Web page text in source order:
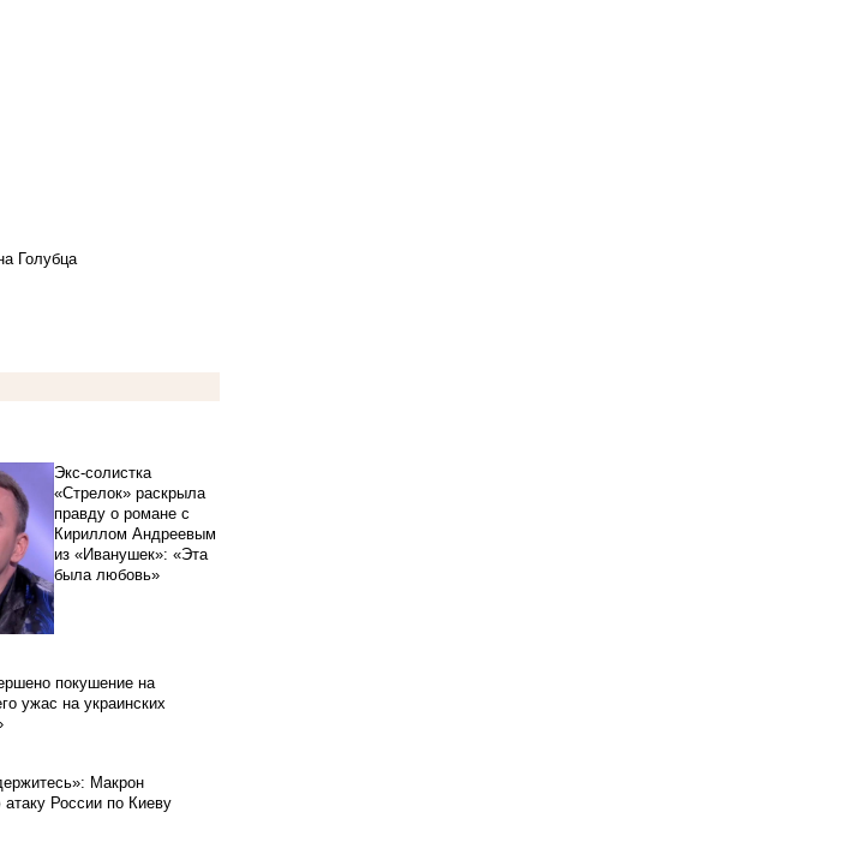
Голубца
Экс-солистка
«Стрелок» раскрыла
правду о романе с
Кириллом Андреевым
из «Иванушек»: «Эта
была любовь»
покушение на
ужас на украинских
Макрон
России по Киеву